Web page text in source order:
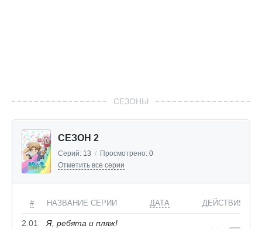
СЕЗОНЫ
СЕЗОН 2
Серий: 13 / Просмотрено: 0
Отметить все серии
# НАЗВАНИЕ СЕРИИ ДАТА ДЕЙСТВИЯ
2.01
Я, ребята и пляж!